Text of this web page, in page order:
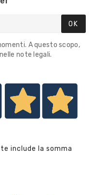
OK
A questo scopo,
note legali.
include la somma